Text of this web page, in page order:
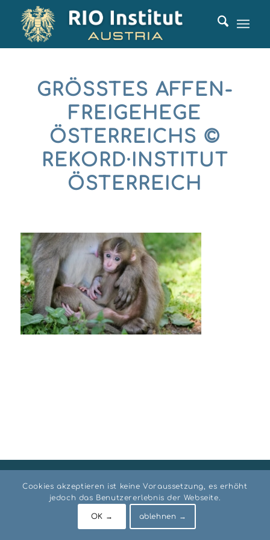
GRÖSSTES AFFEN-F
REIGEHEGE Ö
STERREICHS © R
EKORD·INSTITUT Ö
STERREICH
Datenschutz
Cookies akzeptieren ist keine Voraussetzung, es erhöht
jedoch das Benutzererlebnis der Webseite.
OK → ablehnen →